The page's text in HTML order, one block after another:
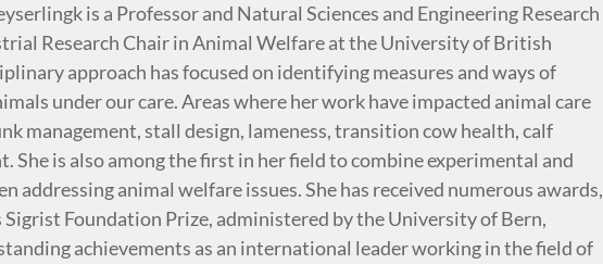
is a Professor and Natural Sciences and Engineering Research
Research Chair in Animal Welfare at the University of British
approach has focused on identifying measures and ways of
under our care. Areas where her work have impacted animal care
management, stall design, lameness, transition cow health, calf
She is also among the first in her field to combine experimental and
addressing animal welfare issues. She has received numerous awards,
Foundation Prize, administered by the University of Bern,
achievements as an international leader working in the field of